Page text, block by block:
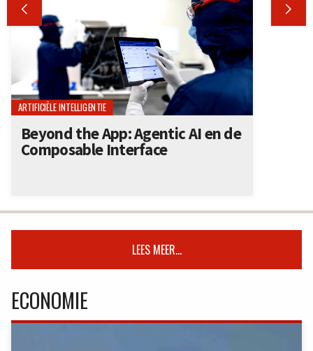
 
ARTIFICIËLE INTELLIGENTIE
Beyond the App: Agentic AI en de
Composable Interface
LEES MEER...
ECONOMIE